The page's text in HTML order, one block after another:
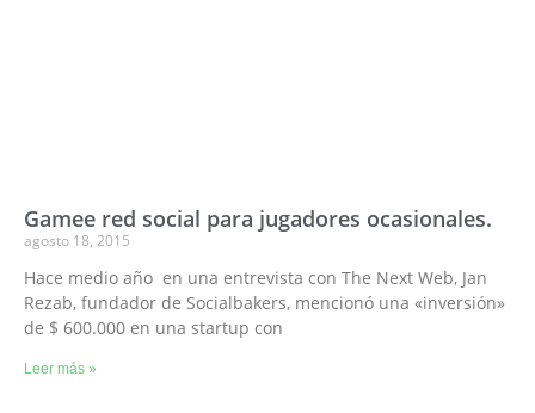
Gamee red social para jugadores ocasionales.
agosto 18, 2015
Hace medio año en una entrevista con The Next Web, Jan
Rezab, fundador de Socialbakers, mencionó una «inversión»
de $ 600.000 en una startup con
Leer más »